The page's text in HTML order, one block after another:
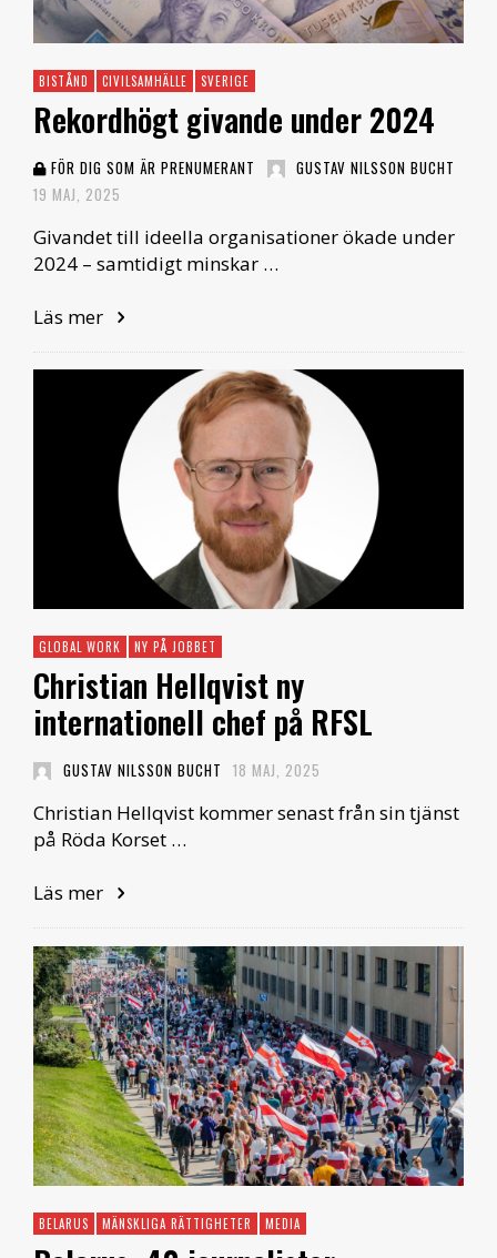
BISTÅND CIVILSAMHÄLLE SVERIGE
Rekordhögt givande under 2024
FÖR DIG SOM ÄR PRENUMERANT
GUSTAV NILSSON BUCHT
19 MAJ, 2025
Givandet till ideella organisationer ökade under
2024 – samtidigt minskar …
Läs mer
GLOBAL WORK NY PÅ JOBBET
Christian Hellqvist ny
internationell chef på RFSL
GUSTAV NILSSON BUCHT 18 MAJ, 2025
Christian Hellqvist kommer senast från sin tjänst
på Röda Korset …
Läs mer
BELARUS MÄNSKLIGA RÄTTIGHETER MEDIA